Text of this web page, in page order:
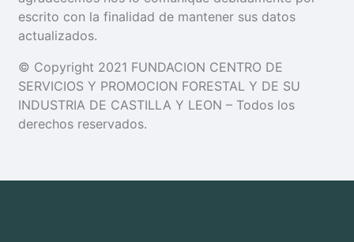
escrito con la finalidad de mantener sus datos
actualizados.
© Copyright 2021 FUNDACION CENTRO DE
SERVICIOS Y PROMOCION FORESTAL Y DE SU
INDUSTRIA DE CASTILLA Y LEON – Todos los
derechos reservados.